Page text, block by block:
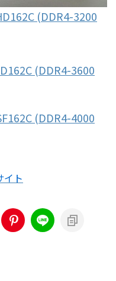
(DDR4-3200
(DDR4-3600
(DDR4-4000
イト